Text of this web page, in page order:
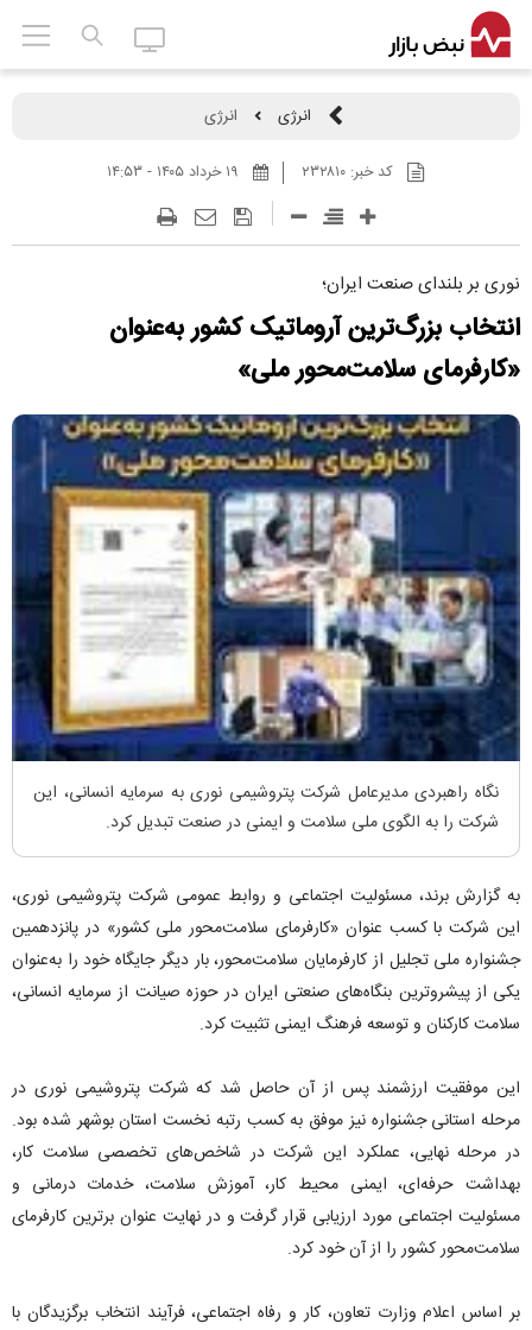
انرژی انرژی
کد خبر:۲۳۲۸۱۰
نوری بر بلندای صنعت ایران؛
انتخاب بزرگ‌ترین آروماتیک کشور به‌عنوان
«کارفرمای سلامت‌محور ملی»
نگاه راهبردی مدیرعامل شرکت پتروشیمی نوری به سرمایه انسانی، این
شرکت را به الگوی ملی سلامت و ایمنی در صنعت تبدیل کرد.
به گزارش برند، مسئولیت اجتماعی و روابط عمومی شرکت پتروشیمی نوری،
این شرکت با کسب عنوان «کارفرمای سلامت‌محور ملی کشور» در پانزدهمین
جشنواره ملی تجلیل از کارفرمایان سلامت‌محور، بار دیگر جایگاه خود را به‌عنوان
یکی از پیشروترین بنگاه‌های صنعتی ایران در حوزه صیانت از سرمایه انسانی،
سلامت کارکنان و توسعه فرهنگ ایمنی تثبیت کرد.
این موفقیت ارزشمند پس از آن حاصل شد که شرکت پتروشیمی نوری در
مرحله استانی جشنواره نیز موفق به کسب رتبه نخست استان بوشهر شده بود.
در مرحله نهایی، عملکرد این شرکت در شاخص‌های تخصصی سلامت کار،
بهداشت حرفه‌ای، ایمنی محیط کار، آموزش سلامت، خدمات درمانی و
مسئولیت اجتماعی مورد ارزیابی قرار گرفت و در نهایت عنوان برترین کارفرمای
سلامت‌محور کشور را از آن خود کرد.
بر اساس اعلام وزارت تعاون، کار و رفاه اجتماعی، فرآیند انتخاب برگزیدگان با